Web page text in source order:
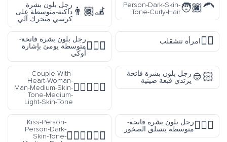
🧑🏿‍🦱
Person-Dark-Skin-
Tone-Curly-Hair
👨🏾‍🦼
رجل بلون بشرة
داكنة-متوسطة على
كرسي متحرك آلي
🤸‍♀️امرأة تتشقلب 🙆🏼‍♂️
رجل بلون بشرة فاتحة-
متوسطة يومئ بإشارة
أوكي
👲🏻 رجل بلون بشرة فاتحة
يرتدي قبعة صينية
👩🏽‍❤️‍👨🏼
Couple-With-
Heart-Woman-
Man-Medium-Skin-
Tone-Medium-
Light-Skin-Tone
🧗🏼‍♂️رجل بلون بشرة فاتحة-
متوسطة يتسلق الصخور
🧑🏿‍❤️‍💋‍🧑🏾
Kiss-Person-
Person-Dark-
Skin-Tone-